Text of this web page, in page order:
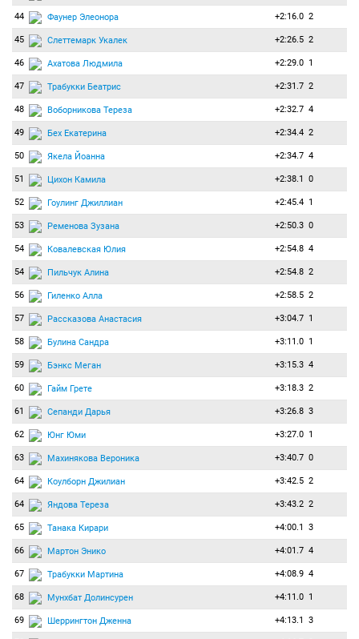
44 Фаунер Элеонора +2:16.0 2
45 Слеттемарк Укалек +2:26.5 2
46 Ахатова Людмила +2:29.0 1
47 Трабукки Беатрис +2:31.7 2
48 Воборникова Тереза +2:32.7 4
49 Бех Екатерина +2:34.4 2
50 Якела Йоанна +2:34.7 4
51 Цихон Камила +2:38.1 0
52 Гоулинг Джиллиан +2:45.4 1
53 Ременова Зузана +2:50.3 0
54 Ковалевская Юлия +2:54.8 4
54 Пильчук Алина +2:54.8 2
56 Гиленко Алла +2:58.5 2
57 Рассказова Анастасия +3:04.7 1
58 Булина Сандра +3:11.0 1
59 Бэнкс Меган +3:15.3 4
60 Гайм Грете +3:18.3 2
61 Сепанди Дарья +3:26.8 3
62 Юнг Юми +3:27.0 1
63 Махинякова Вероника +3:40.7 0
64 Коулборн Джилиан +3:42.5 2
64 Яндова Тереза +3:43.2 2
65 Танака Кирари +4:00.1 3
66 Мартон Энико +4:01.7 4
67 Трабукки Мартина +4:08.9 4
68 Мунхбат Долинсурен +4:11.0 1
69 Шеррингтон Дженна +4:13.1 3